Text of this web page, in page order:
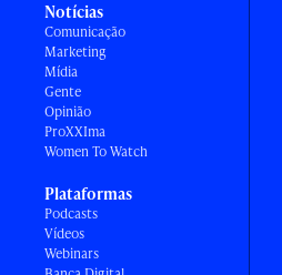
Notícias
Comunicação
Marketing
Mídia
Gente
Opinião
ProXXIma
Women To Watch
Plataformas
Podcasts
Vídeos
Webinars